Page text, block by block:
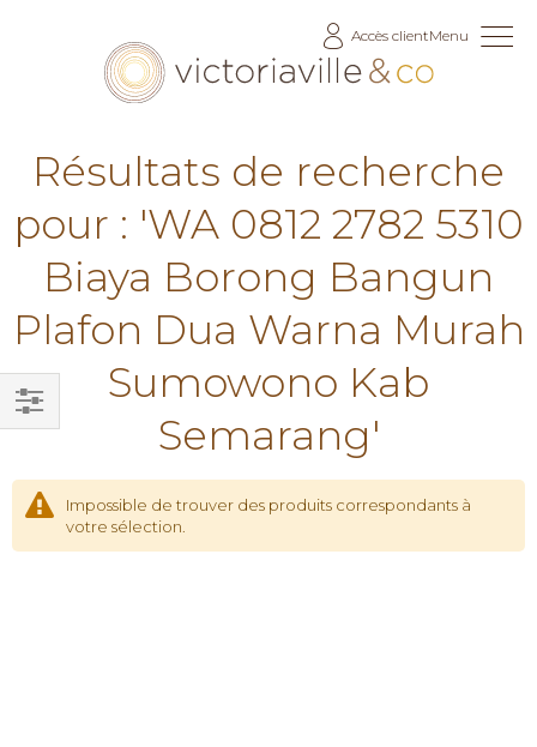
Accès clientMenu
Résultats de recherche
pour : 'WA 0812 2782 5310
Biaya Borong Bangun
Plafon Dua Warna Murah
Sumowono Kab
Semarang'
Impossible de trouver des produits correspondants à
votre sélection.
Filtrer